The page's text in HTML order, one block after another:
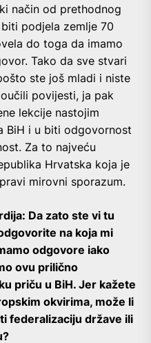
način od prethodnog
podjela zemlje 70
do toga da imamo
Tako da sve stvari
ste još mladi i niste
povijesti, ja pak
lekcije nastojim
BiH i u biti odgovornost
Za to najveću
Hrvatska koja je
mirovni sporazum.
Da zato ste vi tu
na koja mi
odgovore iako
ovu prilično
priču u BiH. Jer kažete
okvirima, može li
federalizaciju države ili